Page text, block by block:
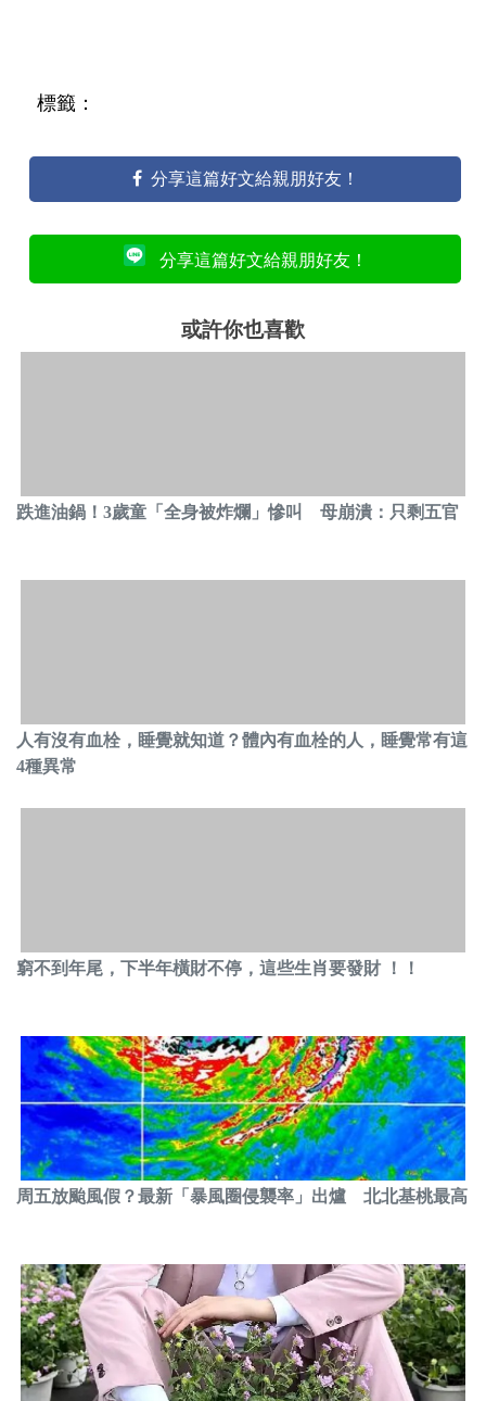
標籤：
分享這篇好文給親朋好友！
分享這篇好文給親朋好友！
或許你也喜歡
跌進油鍋！3歲童「全身被炸爛」慘叫 母崩潰：只剩五官
人有沒有血栓，睡覺就知道？體內有血栓的人，睡覺常有這
4種異常
窮不到年尾，下半年橫財不停，這些生肖要發財 ！！
周五放颱風假？最新「暴風圈侵襲率」出爐 北北基桃最高